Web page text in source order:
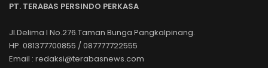
PT. TERABAS PERSINDO PERKASA
Jl.Delima I No.276.Taman Bunga Pangkalpinang.
HP. 081377700855 / 087777722555
Email : redaksi@terabasnews.com